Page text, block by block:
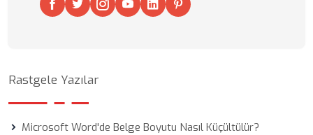
Rastgele Yazılar
Microsoft Word'de Belge Boyutu Nasıl Küçültülür?